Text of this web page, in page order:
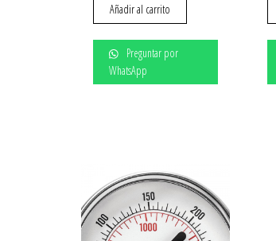
Añadir al carrito
Preguntar por
WhatsApp